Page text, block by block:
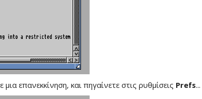
επανεκκίνηση, και πηγαίνετε στις ρυθμίσεις Prefs...